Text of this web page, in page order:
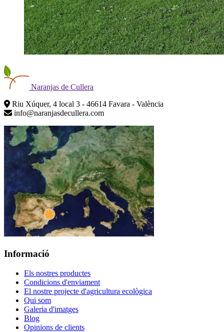
Naranjas de Cullera
Riu Xúquer, 4 local 3 - 46614 Favara - València
info@naranjasdecullera.com
Informació
Els nostres productes
Condicions d'enviament
El nostre projecte d'agricultura ecològica
Qui som
Galeria d'imatges
Blog
Opinions de clients